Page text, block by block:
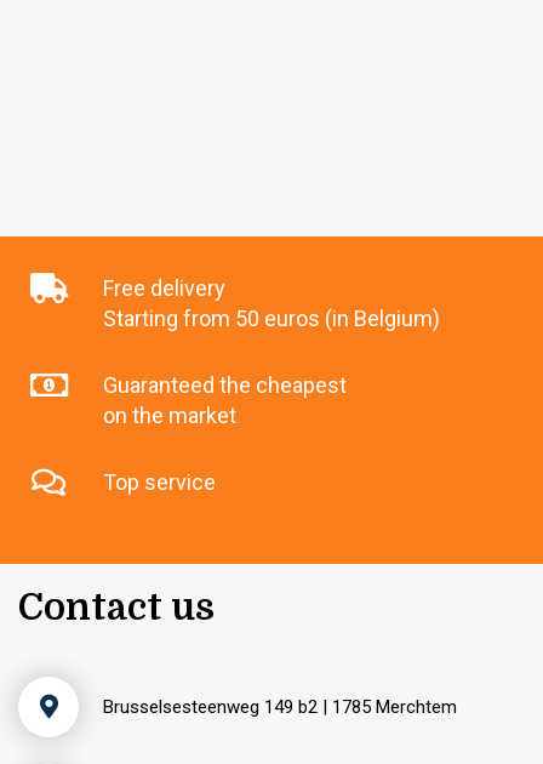
Free delivery
Starting from 50 euros (in Belgium)
Guaranteed the cheapest
on the market
Top service
Contact us
Brusselsesteenweg 149 b2 | 1785 Merchtem